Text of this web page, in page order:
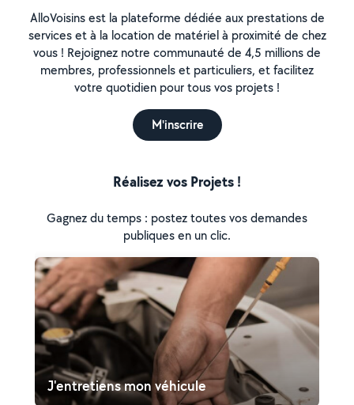
AlloVoisins est la plateforme dédiée aux prestations de
services et à la location de matériel à proximité de chez
vous ! Rejoignez notre communauté de 4,5 millions de
membres, professionnels et particuliers, et facilitez
votre quotidien pour tous vos projets !
M'inscrire
Réalisez vos Projets !
Gagnez du temps : postez toutes vos demandes
publiques en un clic.
J'entretiens mon véhicule